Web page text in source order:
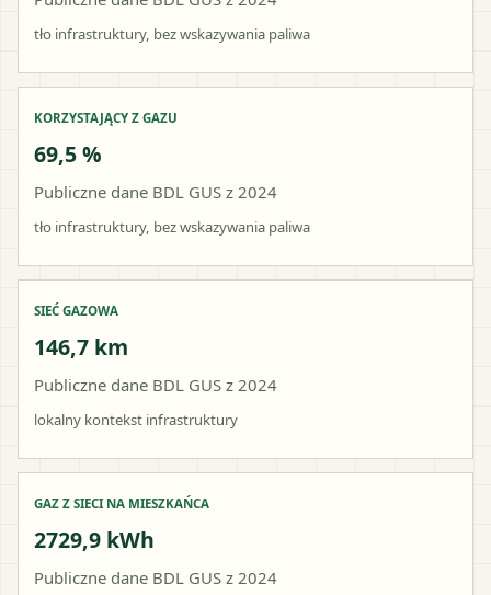
tło infrastruktury, bez wskazywania paliwa
KORZYSTAJĄCY Z GAZU
69,5 %
Publiczne dane BDL GUS z 2024
tło infrastruktury, bez wskazywania paliwa
SIEĆ GAZOWA
146,7 km
Publiczne dane BDL GUS z 2024
lokalny kontekst infrastruktury
GAZ Z SIECI NA MIESZKAŃCA
2729,9 kWh
Publiczne dane BDL GUS z 2024